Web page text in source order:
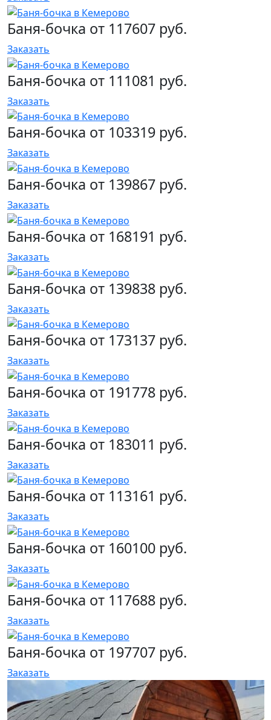
Баня-бочка от 117607 руб.
Заказать
Баня-бочка от 111081 руб.
Заказать
Баня-бочка от 103319 руб.
Заказать
Баня-бочка от 139867 руб.
Заказать
Баня-бочка от 168191 руб.
Заказать
Баня-бочка от 139838 руб.
Заказать
Баня-бочка от 173137 руб.
Заказать
Баня-бочка от 191778 руб.
Заказать
Баня-бочка от 183011 руб.
Заказать
Баня-бочка от 113161 руб.
Заказать
Баня-бочка от 160100 руб.
Заказать
Баня-бочка от 117688 руб.
Заказать
Баня-бочка от 197707 руб.
Заказать